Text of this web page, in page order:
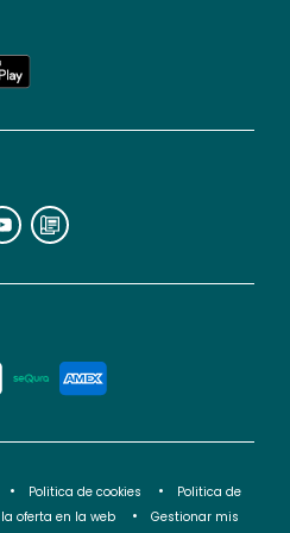
en
cualquier
Para
información,
puedes
nuestra
de
privacidad</2>.
Politica de cookies
Politica de
oferta en la web Gestionar mis